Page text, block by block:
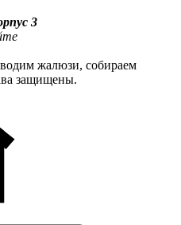
3
жалюзи, собираем
защищены.